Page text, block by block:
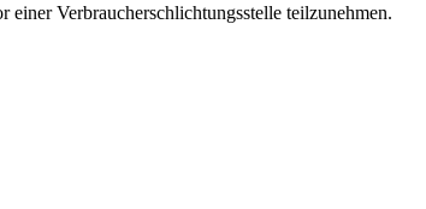
Verbraucherschlichtungsstelle teilzunehmen.